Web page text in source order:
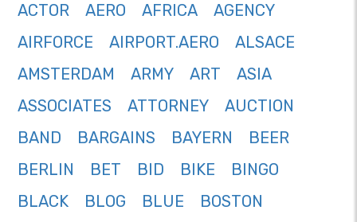
ACTOR
AERO AFRICA
AGENCY
AIRFORCE
AIRPORT.AERO
ALSACE
AMSTERDAM
ARMY ART
ASIA
ASSOCIATES
ATTORNEY
AUCTION
BAND
BARGAINS BAYERN
BEER
BERLIN
BET BID BIKE
BINGO
BLACK
BLOG BLUE
BOSTON